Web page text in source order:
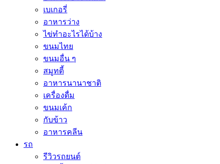
เบเกอรี่
อาหารว่าง
ไข่ทำอะไรได้บ้าง
ขนมไทย
ขนมอื่น ๆ
สมูทตี้
อาหารนานาชาติ
เครื่องดื่ม
ขนมเค้ก
กับข้าว
อาหารคลีน
รถ
รีวิวรถยนต์